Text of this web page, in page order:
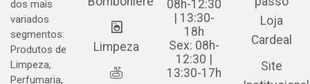
dos mais
variados
segmentos:
Produtos de
Limpeza,
Perfumaria,
Limpeza
08h-12:30
| 13:30-
18h
Sex: 08h-
12:30 |
13:30-17h
Loja
Cardeal
Site